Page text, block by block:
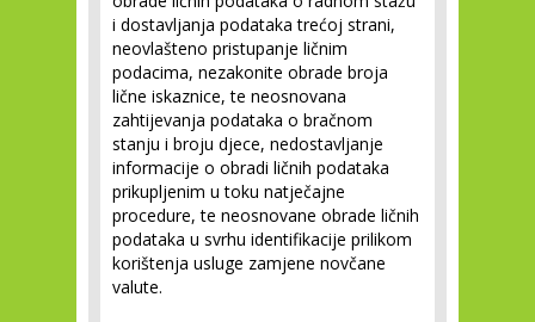
i dostavljanja podataka trećoj strani,
neovlašteno pristupanje ličnim
podacima, nezakonite obrade broja
lične iskaznice, te neosnovana
zahtijevanja podataka o bračnom
stanju i broju djece, nedostavljanje
informacije o obradi ličnih podataka
prikupljenim u toku natječajne
procedure, te neosnovane obrade ličnih
podataka u svrhu identifikacije prilikom
korištenja usluge zamjene novčane
valute.